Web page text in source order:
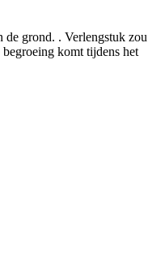
grond. . Verlengstuk zou
komt tijdens het